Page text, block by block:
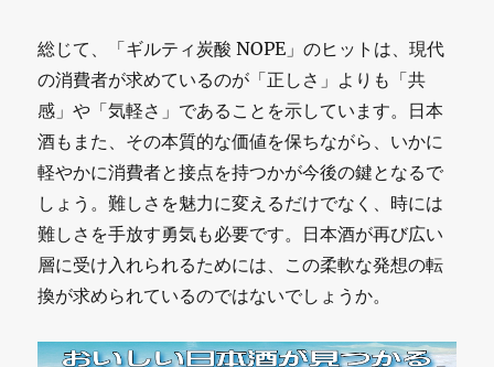
総じて、「ギルティ炭酸 NOPE」のヒットは、現代
の消費者が求めているのが「正しさ」よりも「共
感」や「気軽さ」であることを示しています。日本
酒もまた、その本質的な価値を保ちながら、いかに
軽やかに消費者と接点を持つかが今後の鍵となるで
しょう。難しさを魅力に変えるだけでなく、時には
難しさを手放す勇気も必要です。日本酒が再び広い
層に受け入れられるためには、この柔軟な発想の転
換が求められているのではないでしょうか。